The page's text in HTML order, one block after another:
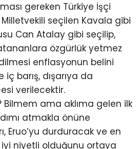
gereken Türkiye İşçi
seçilen Kavala gibi
Can Atalay gibi seçilip,
özgürlük yetmez
enflasyonun belini
iç barış, dışarıya da
verilecektir.
Bilmem ama aklıma gelen ilk
atmakla önüne
Eruo’yu durduracak ve en
iyi niyetli olduğunu ortaya